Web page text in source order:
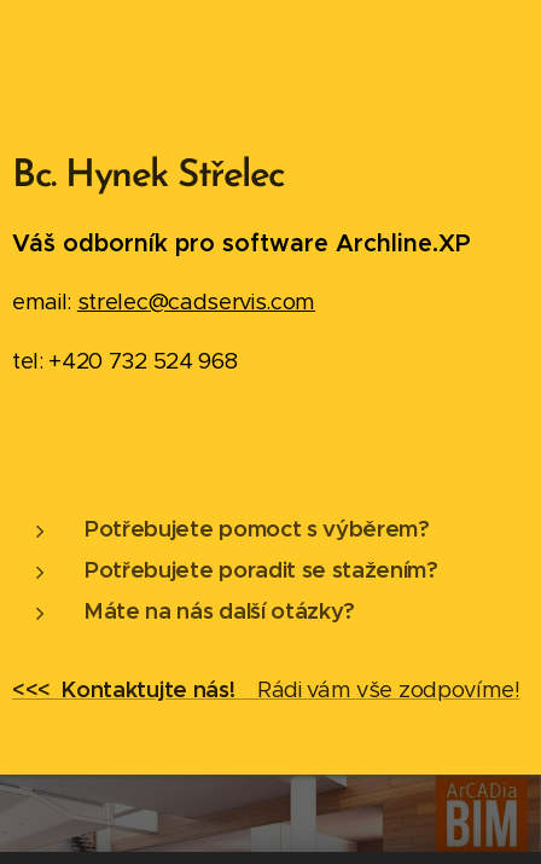
Bc. Hynek Střelec
Váš odborník pro software Archline.XP
email: strelec@cadservis.com
tel: +420 732 524 968
Potřebujete pomoct s výběrem?
Potřebujete poradit se stažením?
Máte na nás další otázky?
<<< Kontaktujte nás! Rádi vám vše zodpovíme!